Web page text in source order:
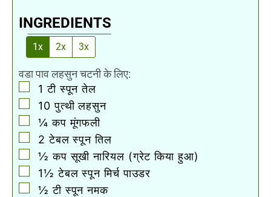
INGREDIENTS
1x 2x 3x
वडा पाव लहसुन चटनी के लिए:
▢
1 टी स्पूनतेल
▢
10 पुत्थी लहसुन
▢
¼ कप मूंगफली
▢
2 टेबल स्पून तिल
▢
½ कप सूखी नारियल (ग्रेट किया हुआ)
▢
1½ टेबल स्पून मिर्च पाउडर
▢
½ टी स्पूननमक